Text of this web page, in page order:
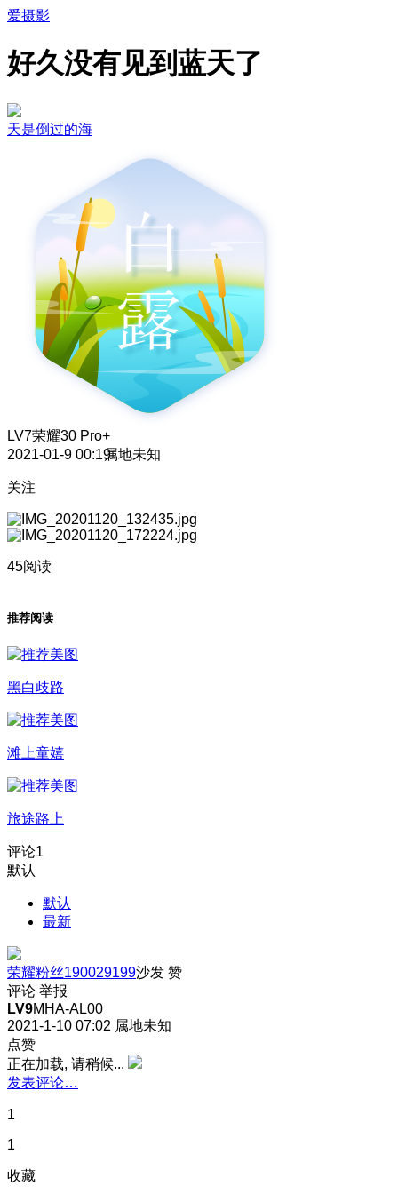
爱摄影
好久没有见到蓝天了
天是倒过的海
LV7荣耀30 Pro+
2021-01-9 00:19属地未知
关注
45阅读
推荐阅读
黑白歧路
滩上童嬉
旅途路上
评论1
默认
默认
最新
荣耀粉丝190029199沙发 赞
评论 举报
LV9MHA-AL00
2021-1-10 07:02 属地未知
点赞
正在加载, 请稍候...
发表评论…
1
1
收藏